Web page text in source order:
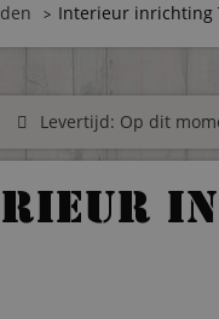
Interieur inrichting
Levertijd: Op dit